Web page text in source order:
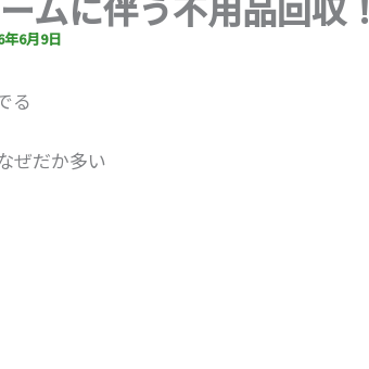
年6月9日
る
ぜだか多い